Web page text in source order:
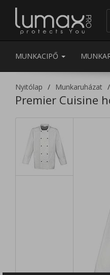
MUNKACIPŐ
Nyitólap Munkaruházat
Premier Cuisine